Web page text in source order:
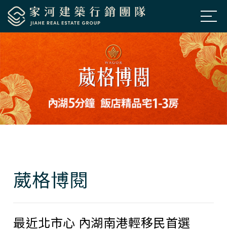
公司簡介 About Us
房市新訊 News
熱銷建案 Projects
葳格博閱
最近北市心 內湖南港輕移民首選